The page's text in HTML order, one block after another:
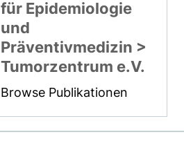
für Epidemiologie
und
Präventivmedizin >
Tumorzentrum e.V.
Browse Publikationen